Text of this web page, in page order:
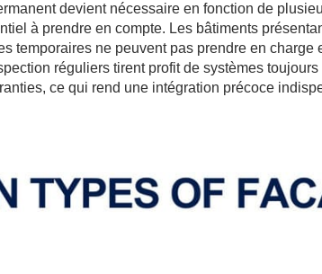
devient nécessaire en fonction de
à prendre en compte. Les bâtiments
temporaires ne peuvent pas prendre en
réguliers tirent profit de systèmes
ce qui rend une intégration précoce